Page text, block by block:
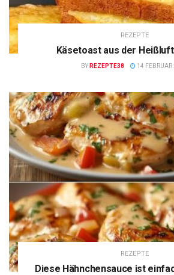
REZEPTE
Käsetoast aus der
BY REZEPTE38 14
REZEPTE
Diese Hähnchensauce ist